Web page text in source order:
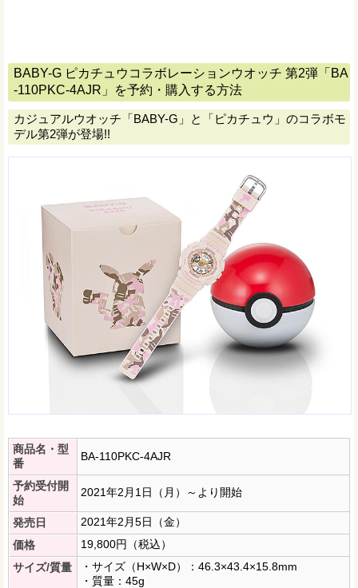
BABY-G ピカチュウコラボレーションウオッチ 第2弾「BA
-110PKC-4AJR」を予約・購入する方法
カジュアルウオッチ「BABY-G」と「ピカチュウ」のコラボモ
デル第2弾が登場!!
商品名・型
番
BA-110PKC-4AJR
予約受付開
始
2021年2月1日（月）～より開始
発売日
2021年2月5日（金）
価格
19,800円（税込）
サイズ/質量
・サイズ（H×W×D）：46.3×43.4×15.8mm
・質量：45g